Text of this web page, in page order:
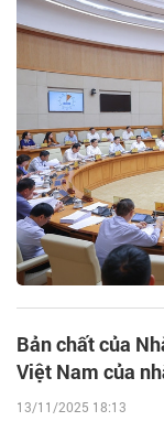
Bản chất của
Việt Nam của
13/11/2025 18:13